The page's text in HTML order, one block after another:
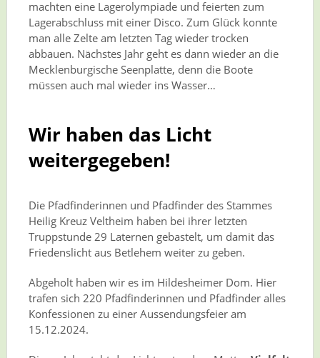
machten eine Lagerolympiade und feierten zum
Lagerabschluss mit einer Disco. Zum Glück konnte
man alle Zelte am letzten Tag wieder trocken
abbauen. Nächstes Jahr geht es dann wieder an die
Mecklenburgische Seenplatte, denn die Boote
müssen auch mal wieder ins Wasser…
Wir haben das Licht
weitergegeben!
Die Pfadfinderinnen und Pfadfinder des Stammes
Heilig Kreuz Veltheim haben bei ihrer letzten
Truppstunde 29 Laternen gebastelt, um damit das
Friedenslicht aus Betlehem weiter zu geben.
Abgeholt haben wir es im Hildesheimer Dom. Hier
trafen sich 220 Pfadfinderinnen und Pfadfinder alles
Konfessionen zu einer Aussendungsfeier am
15.12.2024.